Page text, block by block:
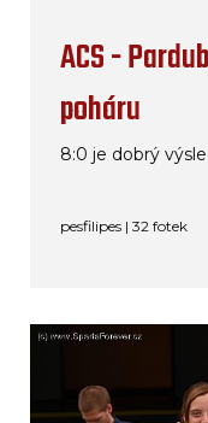
ACS -
poháru
8:0 je dobrý
pesfilipes | 32 fotek